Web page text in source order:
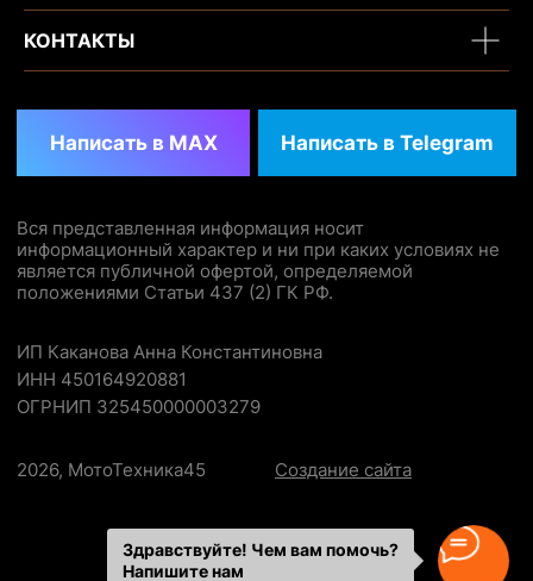
КОНТАКТЫ
Здравствуйте! Чем вам помочь?
Напишите нам